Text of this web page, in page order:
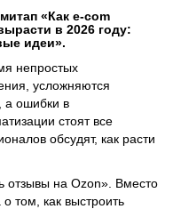
«Как e-com
в 2026 году:
идеи».
непростых
усложняются
а ошибки в
стоят все
обсудят, как расти
отзывы на Ozon». Вместо
том, как выстроить